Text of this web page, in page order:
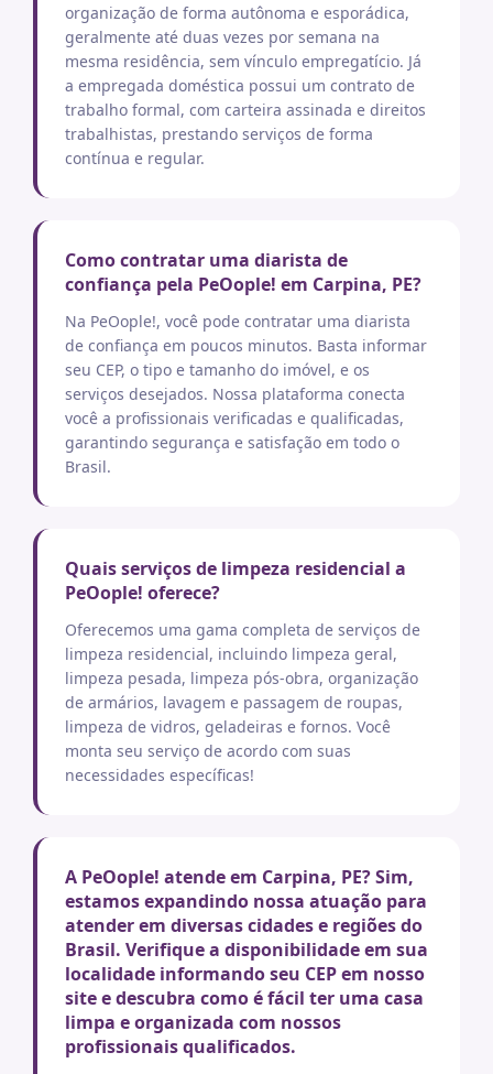
organização de forma autônoma e esporádica,
geralmente até duas vezes por semana na
mesma residência, sem vínculo empregatício. Já
a empregada doméstica possui um contrato de
trabalho formal, com carteira assinada e direitos
trabalhistas, prestando serviços de forma
contínua e regular.
Como contratar uma diarista de
confiança pela PeOople! em Carpina, PE?
Na PeOople!, você pode contratar uma diarista
de confiança em poucos minutos. Basta informar
seu CEP, o tipo e tamanho do imóvel, e os
serviços desejados. Nossa plataforma conecta
você a profissionais verificadas e qualificadas,
garantindo segurança e satisfação em todo o
Brasil.
Quais serviços de limpeza residencial a
PeOople! oferece?
Oferecemos uma gama completa de serviços de
limpeza residencial, incluindo limpeza geral,
limpeza pesada, limpeza pós-obra, organização
de armários, lavagem e passagem de roupas,
limpeza de vidros, geladeiras e fornos. Você
monta seu serviço de acordo com suas
necessidades específicas!
A PeOople! atende em Carpina, PE? Sim,
estamos expandindo nossa atuação para
atender em diversas cidades e regiões do
Brasil. Verifique a disponibilidade em sua
localidade informando seu CEP em nosso
site e descubra como é fácil ter uma casa
limpa e organizada com nossos
profissionais qualificados.